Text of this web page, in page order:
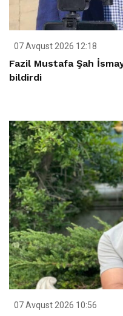
07 Avqust 2026 12:18
Fazil Mustafa Şah
bildirdi
07 Avqust 2026 10:56